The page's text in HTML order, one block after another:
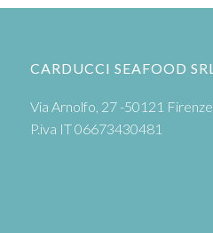
CARDUCCI SEAFOOD SRL
Via Arnolfo, 27 -50121 Firenze
P.iva IT 06673430481